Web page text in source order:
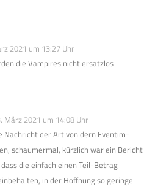
2021 um 13:27 Uhr
die Vampires nicht ersatzlos
März 2021 um 14:08 Uhr
Nachricht der Art von dern Eventim-
schaumermal, kürzlich war ein Bericht
die einfach einen Teil-Betrag
in der Hoffnung so geringe